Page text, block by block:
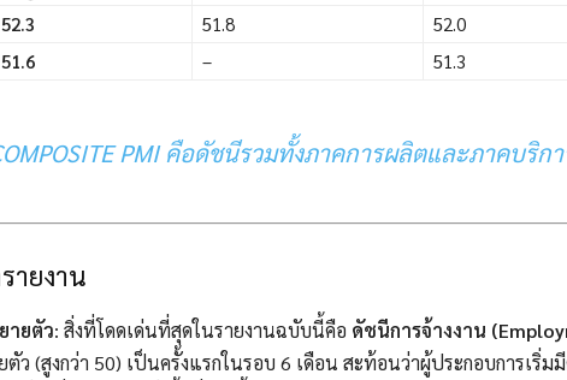
52.3 51.8
52.0
51.6 – 51.3
PMI คือดัชนีรวมทั้งภาคการผลิตและภาคบริก
ายงาน
ายตัว: สิ่งที่โดดเด่นที่สุดในรายงานฉบับนี้คือ ดัชนีการจ้างงาน
ว (สูงกว่า 50) เป็นครั้งแรกในรอบ 6 เดือน สะท้อนว่าผู้ประกอบการเริ่ม